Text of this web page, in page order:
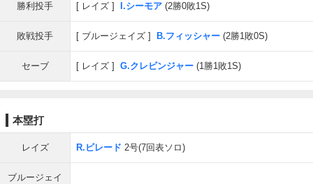
勝利投手 レイズ I.シーモア (2勝0敗1S)
敗戦投手 ブルージェイズ B.フィッシャー (2勝1敗0S)
セーブ レイズ G.クレビンジャー (1勝1敗1S)
本塁打
レイズ R.ビレード 2号(7回表ソロ)
ブルージェイ